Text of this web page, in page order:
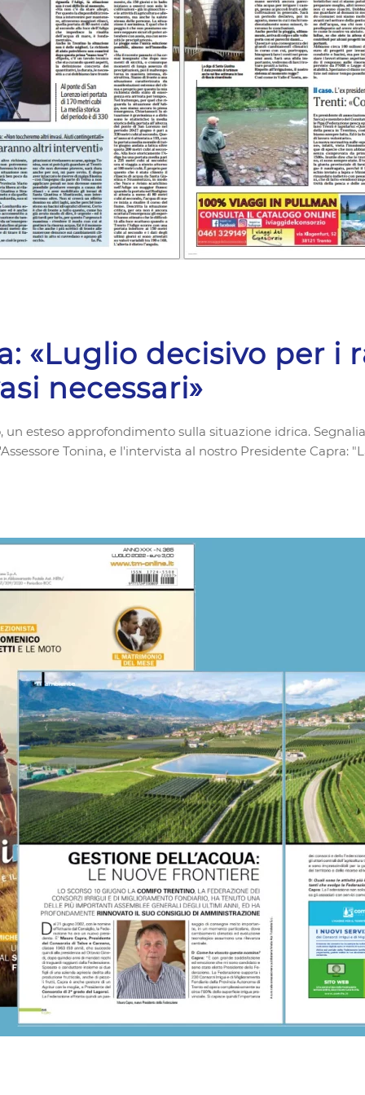
«Luglio decisivo per i
necessari»
un esteso approfondimento sulla situazione idrica.
Tonina, e l'intervista al nostro Presidente Capra: